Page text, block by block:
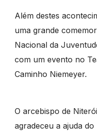
Além destes
uma grande
Nacional da
com um evento no
Caminho Niemeyer.
O arcebispo de
agradeceu a ajuda